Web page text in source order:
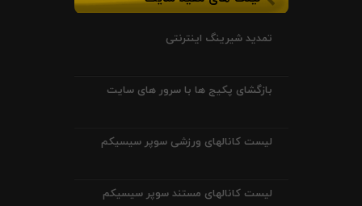
تمدید شیرینگ اینترنتی
بازگشای پکیج ها با سرور های سایت
لیست کانالهای ورزشی سوپر سیسیکم
لیست کانالهای مستند سوپر سیسیکم